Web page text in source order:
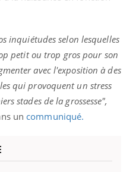
inquiétudes selon lesquelles
petit ou trop gros pour son
avec l'exposition à des
qui provoquent un stress
stades de la grossesse",
un communiqué.